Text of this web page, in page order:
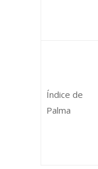
Índice de
Palma